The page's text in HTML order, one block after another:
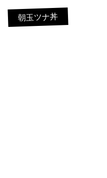
朝玉ツナ丼